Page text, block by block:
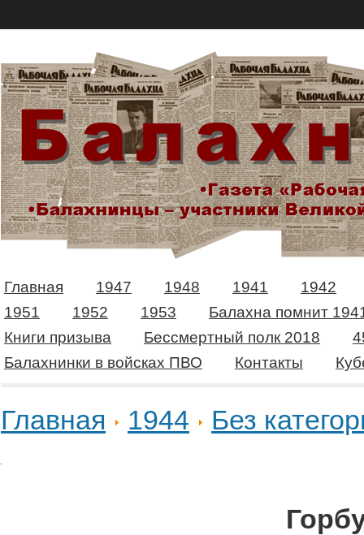
Главная 1947 1948 1941
1942
1951
1952 1953
Балахна помнит
Книги призыва
Бессмертный полк 2018
Балахнинки в войсках ПВО
Контакты
Главная 1944 Без